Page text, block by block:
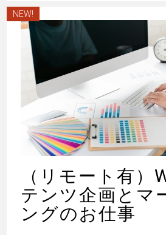
NEW!
（リモート有）
テンツ企画とマ
ングのお仕事